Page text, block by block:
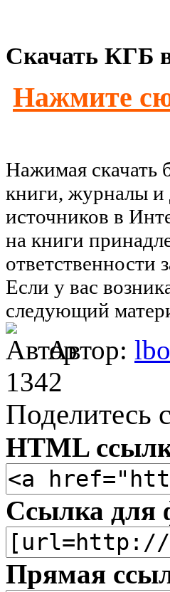
Скачать КГБ
Нажмите
Нажимая скачать
книги, журналы и
источников в
на книги
ответственности
Если у вас
следующий
Автор:
1342
Поделитесь
HTML
Ссылка для
Прямая